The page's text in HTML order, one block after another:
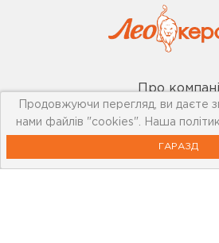
Про
Мережа
Про
Продовжуючи перегляд, ви даєте
нами файлів "cookies". Наша
ГАРАЗД